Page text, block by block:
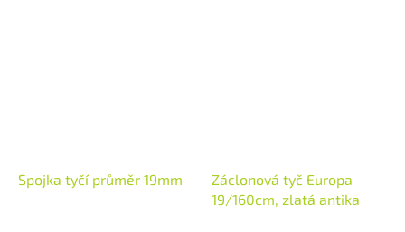
Spojka tyčí průměr 19mm
Záclonová tyč Europa
19/160cm, zlatá antika